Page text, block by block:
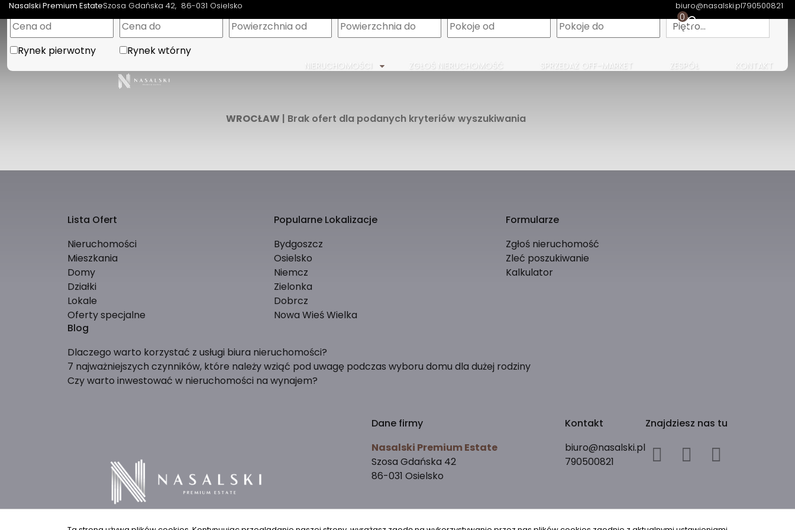
Nasalski Premium EstateSzosa Gdańska 42 86-031 Osielsko biuro@nasalski.pl790500821
0
NIERUCHOMOŚCI ZGŁOŚ NIERUCHOMOŚĆ SPRZEDAŻ OFF-MARKET ZESPÓŁ KONTAKT
mapa
Piętro…
Rynek pierwotny
Rynek wtórny
WROCŁAW| Brak ofert dla podanych kryteriów wyszukiwania
Lista Ofert
Nieruchomości
Mieszkania
Domy
Działki
Lokale
Oferty specjalne
Popularne Lokalizacje
Bydgoszcz
Osielsko
Niemcz
Zielonka
Dobrcz
Nowa Wieś Wielka
Formularze
Zgłoś nieruchomość
Zleć poszukiwanie
Kalkulator
Blog
Dlaczego warto korzystać z usługi biura nieruchomości?
7 najważniejszych czynników, które należy wziąć pod uwagę podczas wyboru domu dla dużej rodziny
Czy warto inwestować w nieruchomości na wynajem?
Dane firmy
Nasalski Premium Estate
Szosa Gdańska 42
86-031 Osielsko
Kontakt
biuro@nasalski.pl
790500821
Znajdziesz nas tu